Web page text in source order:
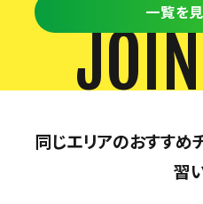
一覧を
同じエリアのおすすめ
習